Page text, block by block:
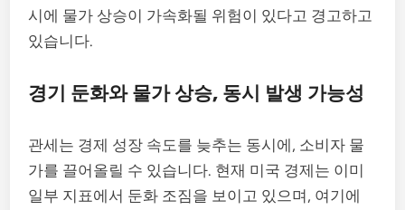
시에 물가 상승이 가속화될 위험이 있다고 경고하고
있습니다.
경기 둔화와 물가 상승, 동시 발생 가능성
관세는 경제 성장 속도를 늦추는 동시에, 소비자 물
가를 끌어올릴 수 있습니다. 현재 미국 경제는 이미
일부 지표에서 둔화 조짐을 보이고 있으며, 여기에